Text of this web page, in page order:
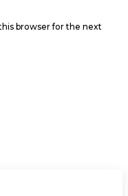
browser for the next